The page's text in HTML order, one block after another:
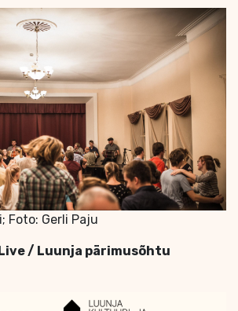
Foto: Gerli Paju
/ Luunja pärimusõhtu